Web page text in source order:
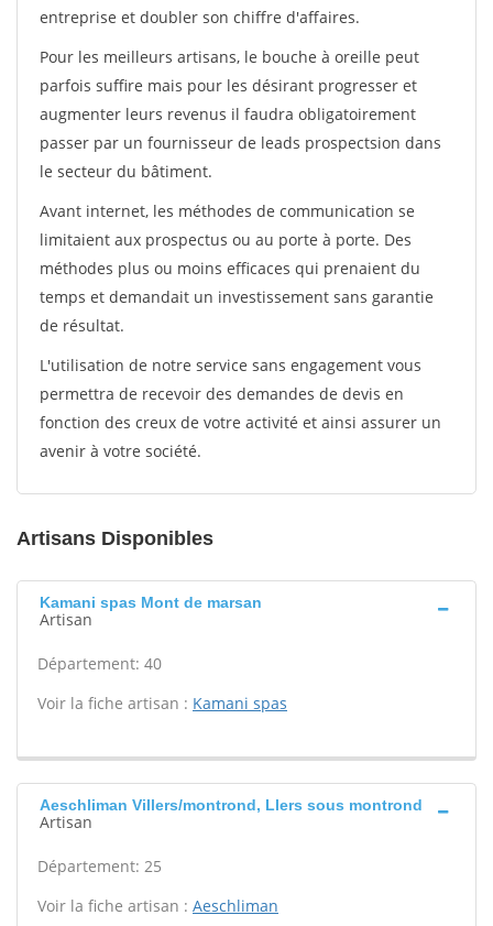
entreprise et doubler son chiffre d'affaires.
Pour les meilleurs artisans, le bouche à oreille peut
parfois suffire mais pour les désirant progresser et
augmenter leurs revenus il faudra obligatoirement
passer par un fournisseur de leads prospectsion dans
le secteur du bâtiment.
Avant internet, les méthodes de communication se
limitaient aux prospectus ou au porte à porte. Des
méthodes plus ou moins efficaces qui prenaient du
temps et demandait un investissement sans garantie
de résultat.
L'utilisation de notre service sans engagement vous
permettra de recevoir des demandes de devis en
fonction des creux de votre activité et ainsi assurer un
avenir à votre société.
Artisans Disponibles
Kamani spas Mont de marsan
Artisan
Département: 40
Voir la fiche artisan : Kamani spas
Aeschliman Villers/montrond, Llers sous montrond
Artisan
Département: 25
Voir la fiche artisan : Aeschliman